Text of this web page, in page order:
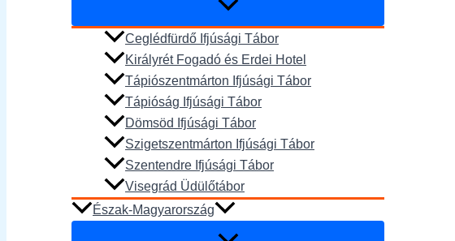
Ceglédfürdő Ifjúsági Tábor
Királyrét Fogadó és Erdei Hotel
Tápiószentmárton Ifjúsági Tábor
Tápióság Ifjúsági Tábor
Dömsöd Ifjúsági Tábor
Szigetszentmárton Ifjúsági Tábor
Szentendre Ifjúsági Tábor
Visegrád Üdülőtábor
Észak-Magyarország